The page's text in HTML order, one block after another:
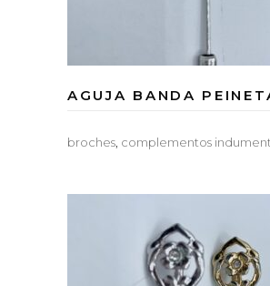
AGUJA BANDA
broches, complementos